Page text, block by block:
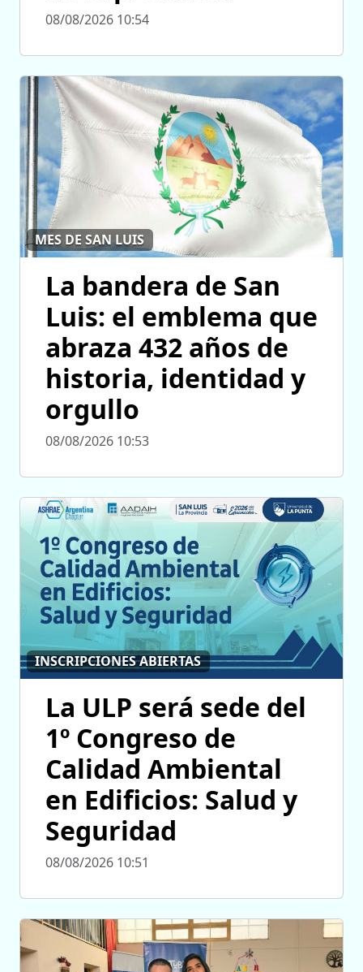
08/08/2026 10:54
MES DE SAN LUIS
La bandera de San
Luis: el emblema que
abraza 432 años de
historia, identidad y
orgullo
08/08/2026 10:53
INSCRIPCIONES ABIERTAS
La ULP será sede del
1º Congreso de
Calidad Ambiental
en Edificios: Salud y
Seguridad
08/08/2026 10:51